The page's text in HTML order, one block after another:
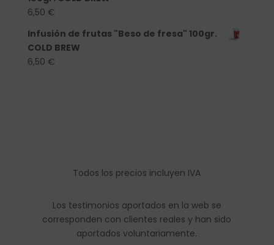
6,50 €
Infusión de frutas "Beso de fresa" 100gr.
COLD BREW
6,50 €
Todos los precios incluyen IVA
Los testimonios aportados en la web se
corresponden con clientes reales y han sido
aportados voluntariamente.